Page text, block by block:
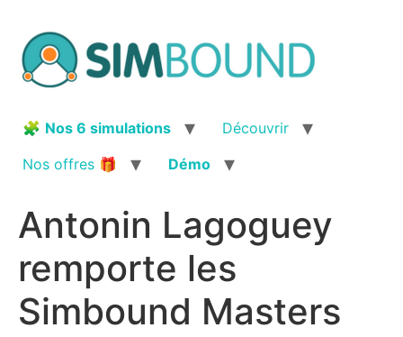
contenu
🧩 Nos 6 simulations
Découvrir
Nos offres 🎁
Démo
Antonin Lagoguey
remporte les
Simbound Masters